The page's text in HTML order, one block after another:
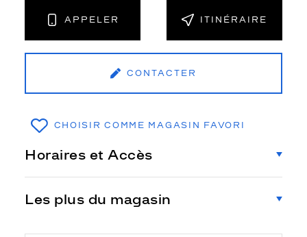
APPELER ITINÉRAIRE
CONTACTER
CHOISIR COMME MAGASIN FAVORI
Horaires et Accès
Les plus du magasin